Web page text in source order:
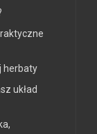
herbaty
układ